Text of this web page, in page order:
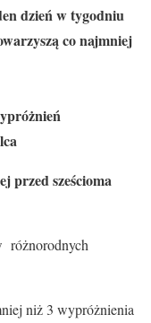
dzień w tygodniu
co najmniej
przed sześcioma
różnorodnych
niż 3 wypróżnienia